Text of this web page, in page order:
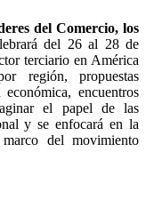
del Comercio, los
del 26 al 28 de
terciario en América
región, propuestas
encuentros
el papel de las
y se enfocará en la
del movimiento